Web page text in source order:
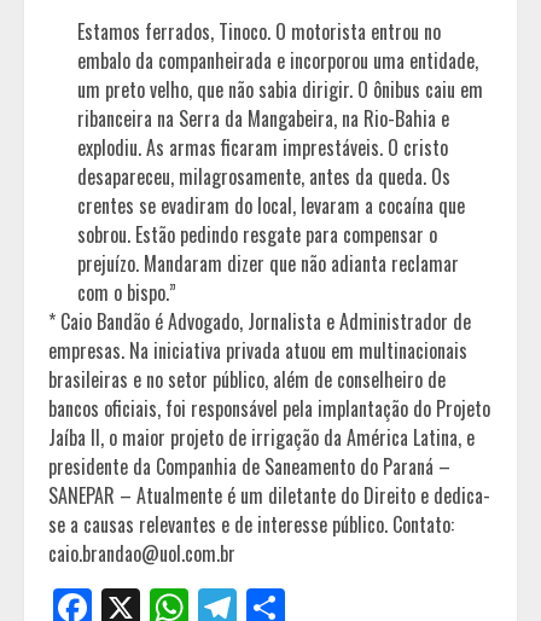
Estamos ferrados, Tinoco. O motorista entrou no
embalo da companheirada e incorporou uma entidade,
um preto velho, que não sabia dirigir. O ônibus caiu em
ribanceira na Serra da Mangabeira, na Rio-Bahia e
explodiu. As armas ficaram imprestáveis. O cristo
desapareceu, milagrosamente, antes da queda. Os
crentes se evadiram do local, levaram a cocaína que
sobrou. Estão pedindo resgate para compensar o
prejuízo. Mandaram dizer que não adianta reclamar
com o bispo.”
* Caio Bandão é Advogado, Jornalista e Administrador de
empresas. Na iniciativa privada atuou em multinacionais
brasileiras e no setor público, além de conselheiro de
bancos oficiais, foi responsável pela implantação do Projeto
Jaíba II, o maior projeto de irrigação da América Latina, e
presidente da Companhia de Saneamento do Paraná –
SANEPAR – Atualmente é um diletante do Direito e dedica-
se a causas relevantes e de interesse público. Contato:
caio.brandao@uol.com.br
Facebook
X WhatsApp
Telegram